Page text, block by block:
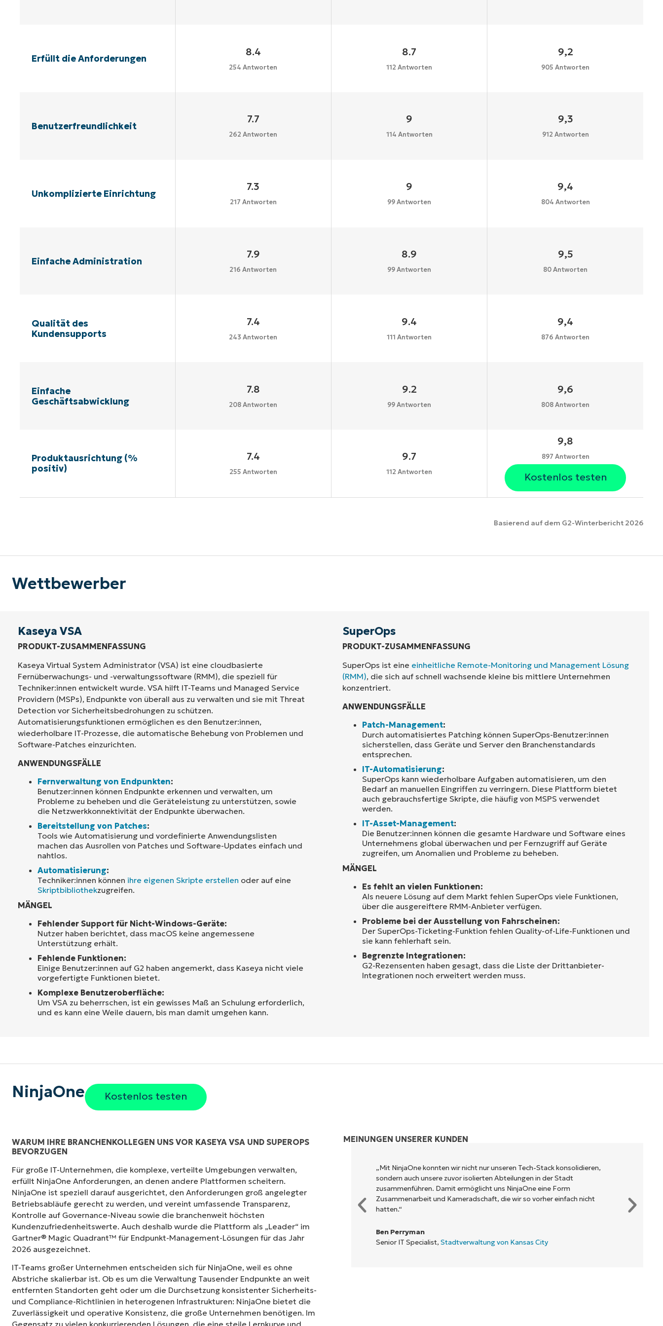
Erfüllt die Anforderungen
8.4
254 Antworten
8.7
112 Antworten
9,2
905 Antworten
Benutzerfreundlichkeit
7.7
262 Antworten
9
114 Antworten
9,3
912 Antworten
Unkomplizierte Einrichtung
7.3
217 Antworten
9
99 Antworten
9,4
804 Antworten
Einfache Administration
7.9
216 Antworten
8.9
99 Antworten
9,5
80 Antworten
Qualität des
Kundensupports
7.4
243 Antworten
9.4
111 Antworten
9,4
876 Antworten
Einfache
Geschäftsabwicklung
7.8
208 Antworten
9.2
99 Antworten
9,6
808 Antworten
Produktausrichtung (%
positiv)
7.4
255 Antworten
9.7
112 Antworten
9,8
897 Antworten
Kostenlos testen
Basierend auf dem G2-Winterbericht 2026
Wettbewerber
Kaseya VSA
PRODUKT-ZUSAMMENFASSUNG
Kaseya Virtual System Administrator (VSA) ist eine cloudbasierte
Fernüberwachungs- und -verwaltungssoftware (RMM), die speziell für
Techniker:innen entwickelt wurde. VSA hilft IT-Teams und Managed Service
Providern (MSPs), Endpunkte von überall aus zu verwalten und sie mit Threat
Detection vor Sicherheitsbedrohungen zu schützen.
Automatisierungsfunktionen ermöglichen es den Benutzer:innen,
wiederholbare IT-Prozesse, die automatische Behebung von Problemen und
Software-Patches einzurichten.
ANWENDUNGSFÄLLE
Fernverwaltung von Endpunkten:
Benutzer:innen können Endpunkte erkennen und verwalten, um
Probleme zu beheben und die Geräteleistung zu unterstützen, sowie
die Netzwerkkonnektivität der Endpunkte überwachen.
Bereitstellung von Patches:
Tools wie Automatisierung und vordefinierte Anwendungslisten
machen das Ausrollen von Patches und Software-Updates einfach und
nahtlos.
Automatisierung:
Techniker:innen können ihre eigenen Skripte erstellen oder auf eine
Skriptbibliothekzugreifen.
MÄNGEL
Fehlender Support für Nicht-Windows-Geräte:
Nutzer haben berichtet, dass macOS keine angemessene
Unterstützung erhält.
Fehlende Funktionen:
Einige Benutzer:innen auf G2 haben angemerkt, dass Kaseya nicht viele
vorgefertigte Funktionen bietet.
Komplexe Benutzeroberfläche:
Um VSA zu beherrschen, ist ein gewisses Maß an Schulung erforderlich,
und es kann eine Weile dauern, bis man damit umgehen kann.
SuperOps
PRODUKT-ZUSAMMENFASSUNG
SuperOps ist eine einheitliche Remote-Monitoring und Management Lösung
(RMM), die sich auf schnell wachsende kleine bis mittlere Unternehmen
konzentriert.
ANWENDUNGSFÄLLE
Patch-Management:
Durch automatisiertes Patching können SuperOps-Benutzer:innen
sicherstellen, dass Geräte und Server den Branchenstandards
entsprechen.
IT-Automatisierung:
SuperOps kann wiederholbare Aufgaben automatisieren, um den
Bedarf an manuellen Eingriffen zu verringern. Diese Plattform bietet
auch gebrauchsfertige Skripte, die häufig von MSPS verwendet
werden.
IT-Asset-Management:
Die Benutzer:innen können die gesamte Hardware und Software eines
Unternehmens global überwachen und per Fernzugriff auf Geräte
zugreifen, um Anomalien und Probleme zu beheben.
MÄNGEL
Es fehlt an vielen Funktionen:
Als neuere Lösung auf dem Markt fehlen SuperOps viele Funktionen,
über die ausgereiftere RMM-Anbieter verfügen.
Probleme bei der Ausstellung von Fahrscheinen:
Der SuperOps-Ticketing-Funktion fehlen Quality-of-Life-Funktionen und
sie kann fehlerhaft sein.
Begrenzte Integrationen:
G2-Rezensenten haben gesagt, dass die Liste der Drittanbieter-
Integrationen noch erweitert werden muss.
NinjaOne Kostenlos testen
WARUM IHRE BRANCHENKOLLEGEN UNS VOR KASEYA VSA UND SUPEROPS
BEVORZUGEN
Für große IT-Unternehmen, die komplexe, verteilte Umgebungen verwalten,
erfüllt NinjaOne Anforderungen, an denen andere Plattformen scheitern.
NinjaOne ist speziell darauf ausgerichtet, den Anforderungen groß angelegter
Betriebsabläufe gerecht zu werden, und vereint umfassende Transparenz,
Kontrolle auf Governance-Niveau sowie die branchenweit höchsten
Kundenzufriedenheitswerte. Auch deshalb wurde die Plattform als „Leader“ im
Gartner® Magic Quadrant™ für Endpunkt-Management-Lösungen für das Jahr
2026 ausgezeichnet.
IT-Teams großer Unternehmen entscheiden sich für NinjaOne, weil es ohne
Abstriche skalierbar ist. Ob es um die Verwaltung Tausender Endpunkte an weit
entfernten Standorten geht oder um die Durchsetzung konsistenter Sicherheits-
und Compliance-Richtlinien in heterogenen Infrastrukturen: NinjaOne bietet die
Zuverlässigkeit und operative Konsistenz, die große Unternehmen benötigen. Im
MEINUNGEN UNSERER KUNDEN
„Früher brauchte ich 10-15 verschiedene Tools, um das auszuführen, was
NinjaOne mit seiner zentralisierten Benutzeroberfläche leisten kann.
NinjaOne macht das Leben so viel leichter.“
Ernie Turner
„Mit NinjaOne konnten wir nicht nur unseren Tech-Stack konsolidieren,
sondern auch unsere zuvor isolierten Abteilungen in der Stadt
zusammenführen. Damit ermöglicht uns NinjaOne eine Form
Zusammenarbeit und Kameradschaft, die wir so vorher einfach nicht
hatten.“
Ben Perryman
Senior IT Specialist, Stadtverwaltung von Kansas City
Company